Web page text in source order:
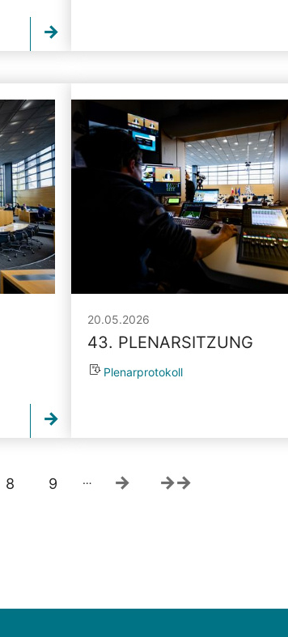
20.05.2026
43. PLENARSITZUNG
Plenarprotokoll
8 9 …